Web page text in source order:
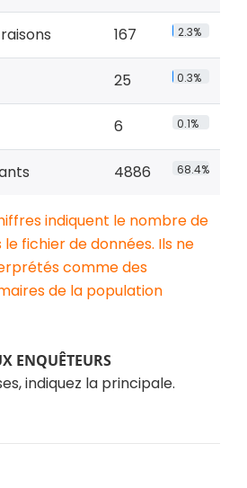
167 2.3%
25 0.3%
6 0.1%
4886 68.4%
indiquent le nombre de
fichier de données. Ils ne
comme des
de la population
ENQUÊTEURS
indiquez la principale.